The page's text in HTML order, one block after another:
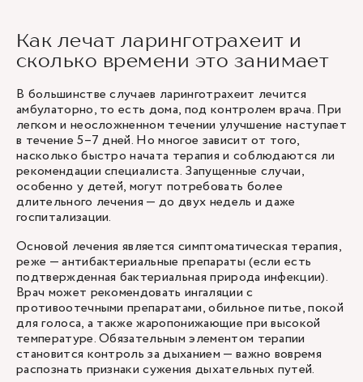
Как лечат ларинготрахеит и
сколько времени это занимает
В большинстве случаев ларинготрахеит лечится
амбулаторно, то есть дома, под контролем врача. При
легком и неосложненном течении улучшение наступает
в течение 5–7 дней. Но многое зависит от того,
насколько быстро начата терапия и соблюдаются ли
рекомендации специалиста. Запущенные случаи,
особенно у детей, могут потребовать более
длительного лечения — до двух недель и даже
госпитализации.
Основой лечения является симптоматическая терапия,
реже — антибактериальные препараты (если есть
подтвержденная бактериальная природа инфекции).
Врач может рекомендовать ингаляции с
противоотечными препаратами, обильное питье, покой
для голоса, а также жаропонижающие при высокой
температуре. Обязательным элементом терапии
становится контроль за дыханием — важно вовремя
распознать признаки сужения дыхательных путей.